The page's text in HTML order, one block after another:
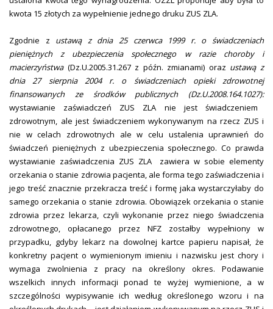
kwota 15 złotych za wypełnienie jednego druku ZUS ZLA.
Zgodnie z ustawą z dnia 25 czerwca 1999 r. o świadczeniach
pieniężnych z ubezpieczenia społecznego w razie choroby i
macierzyństwa (Dz.U.2005.31.267 z późn. zmianami) oraz ustawąz
dnia 27 sierpnia 2004 r. o świadczeniach opieki zdrowotnej
finansowanych ze środków publicznych (Dz.U.2008.164.1027):
wystawianie zaświadczeń ZUS ZLA nie jest świadczeniem
zdrowotnym, ale jest świadczeniem wykonywanym na rzecz ZUS i
nie w celach zdrowotnych ale w celu ustalenia uprawnień do
świadczeń pieniężnych z ubezpieczenia społecznego. Co prawda
wystawianie zaświadczenia ZUS ZLA
zawiera w sobie elementy
orzekania o stanie zdrowia pacjenta, ale forma tego zaświadczenia i
jego treść znacznie przekracza treść i formę jaka wystarczyłaby do
samego orzekania o stanie zdrowia. Obowiązek orzekania o stanie
zdrowia przez lekarza, czyli wykonanie przez niego świadczenia
zdrowotnego, opłacanego przez NFZ zostałby wypełniony w
przypadku, gdyby lekarz na dowolnej kartce papieru napisał, że
konkretny pacjent o wymienionym imieniu i nazwisku jest chory i
wymaga zwolnienia z pracy na określony okres. Podawanie
wszelkich innych informacji ponad te wyżej wymienione, a w
szczególności wypisywanie ich według określonego wzoru i na